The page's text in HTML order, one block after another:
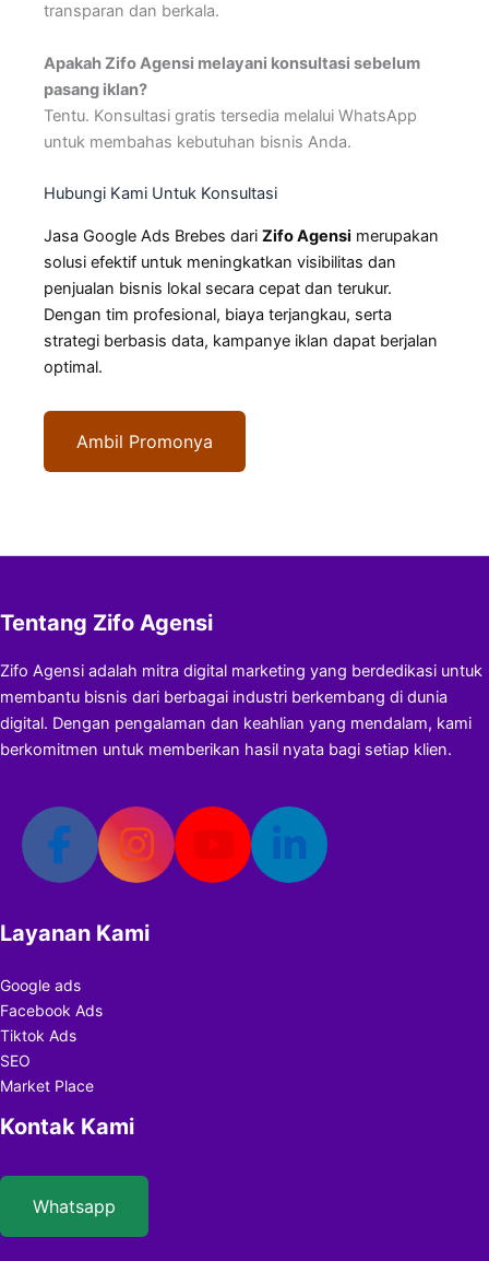
transparan dan berkala.
Apakah Zifo Agensi melayani konsultasi sebelum
pasang iklan?
Tentu. Konsultasi gratis tersedia melalui WhatsApp
untuk membahas kebutuhan bisnis Anda.
Hubungi Kami Untuk Konsultasi
Jasa Google Ads Brebes dari Zifo Agensi merupakan
solusi efektif untuk meningkatkan visibilitas dan
penjualan bisnis lokal secara cepat dan terukur.
Dengan tim profesional, biaya terjangkau, serta
strategi berbasis data, kampanye iklan dapat berjalan
optimal.
Ambil Promonya
Tentang Zifo Agensi
Zifo Agensi adalah mitra digital marketing yang berdedikasi untuk
membantu bisnis dari berbagai industri berkembang di dunia
digital. Dengan pengalaman dan keahlian yang mendalam, kami
berkomitmen untuk memberikan hasil nyata bagi setiap klien.
Layanan Kami
Google ads
Facebook Ads
Tiktok Ads
SEO
Market Place
Kontak Kami
Whatsapp